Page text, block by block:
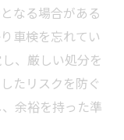
なる場合がある
車検を忘れてい
、厳しい処分を
たリスクを防ぐ
余裕を持った準